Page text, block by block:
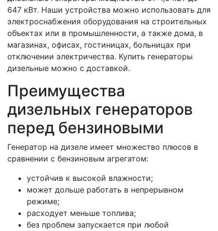
647 кВт. Наши устройства можно использовать для
электроснабжения оборудования на строительных
объектах или в промышленности, а также дома, в
магазинах, офисах, гостиницах, больницах при
отключении электричества. Купить генераторы
дизельные можно с доставкой.
Преимущества
дизельных генераторов
перед бензиновыми
Генератор на дизеле имеет множество плюсов в
сравнении с бензиновым агрегатом:
устойчив к высокой влажности;
может дольше работать в непрерывном
режиме;
расходует меньше топлива;
без проблем запускается при любой